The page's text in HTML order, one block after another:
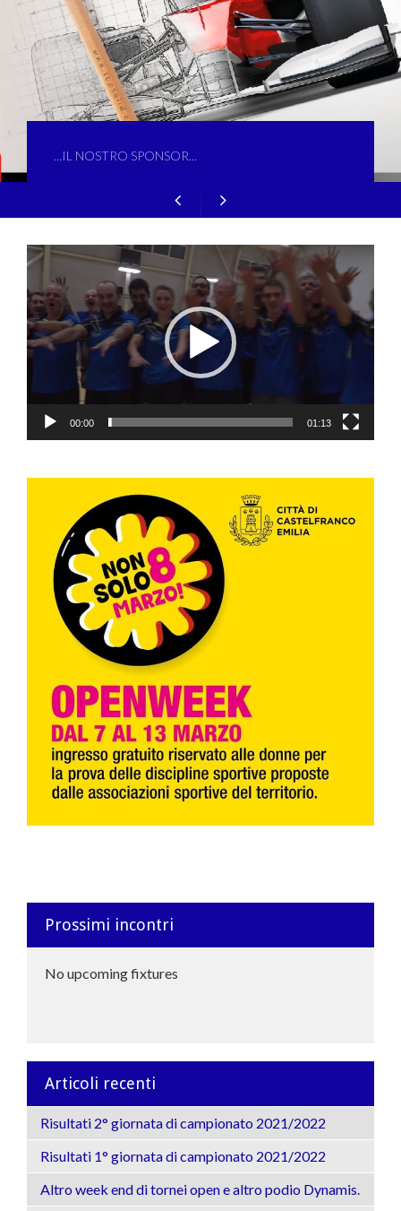
...IL NOSTRO SPONSOR...
Video
Player
00:00 01:13
Prossimi incontri
No upcoming fixtures
Articoli recenti
Risultati 2° giornata di campionato 2021/2022
Risultati 1° giornata di campionato 2021/2022
Altro week end di tornei open e altro podio Dynamis.